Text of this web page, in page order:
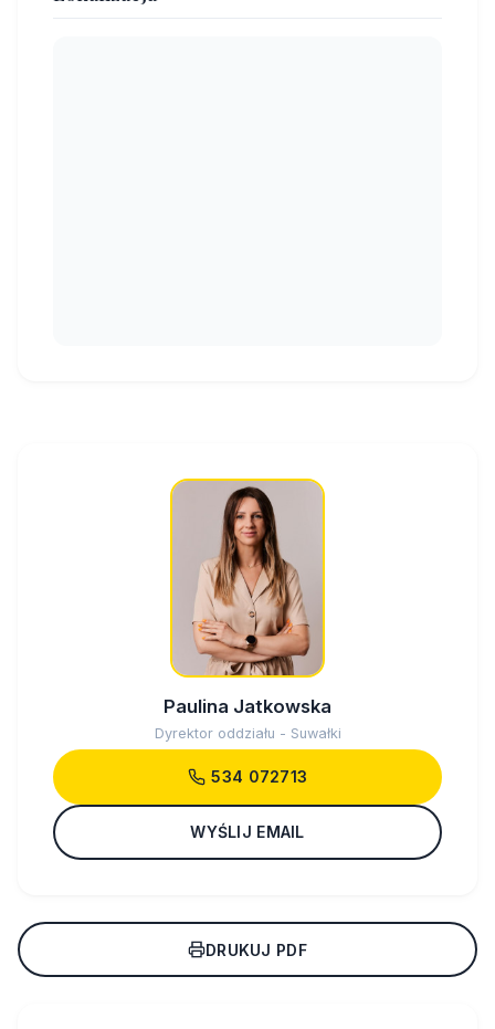
Paulina Jatkowska
Dyrektor oddziału - Suwałki
534 072713
WYŚLIJ EMAIL
DRUKUJ PDF